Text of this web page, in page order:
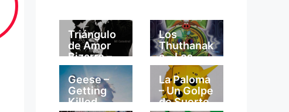
Triángulo
de Amor
Bizarro –
Mi
Catedral
Los
Thuthanak
a – Los
Thuthanak
a
Geese –
Getting
Killed
La Paloma
– Un Golpe
de Suerte